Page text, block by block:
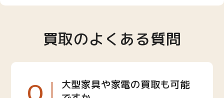
買取のよくある質問
大型家具や家電の買取も可能